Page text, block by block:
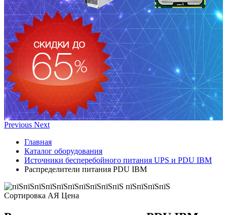
Previous Next
Главная
Каталог оборудования
Источники бесперебойного питания UPS и PDU IBM
Распределители питания PDU IBM
Сортировка АЯ Ценa